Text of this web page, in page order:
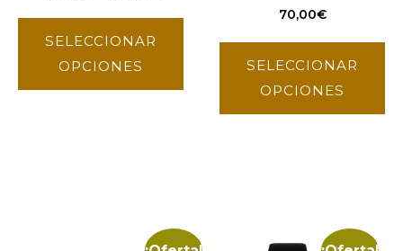
SELECCIONAR
OPCIONES
70,00€
SELECCIONAR
OPCIONES